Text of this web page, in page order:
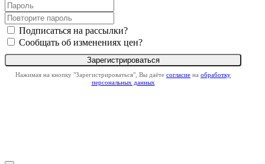
Подписаться на рассылки?
Сообщать об изменениях цен?
Нажимая на кнопку "Зарегистрироваться", Вы даёте согласие на обработку
персональных данных